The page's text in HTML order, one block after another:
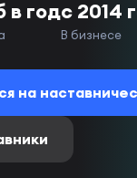
в годс 2014
В бизнесе
на